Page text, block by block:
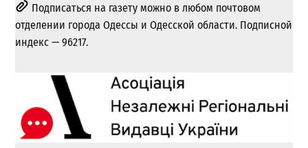
Подписаться на газету можно в любом почтовом
отделении города Одессы и Одесской области. Подписной
индекс — 96217.